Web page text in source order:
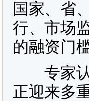
国家、省
行、市场
的融资门
专家认
正迎来多